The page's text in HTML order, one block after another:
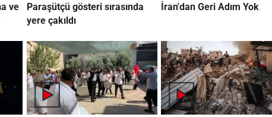
ve
Paraşütçü gösteri sırasında
yere çakıldı
İran'dan Geri Adım Yok